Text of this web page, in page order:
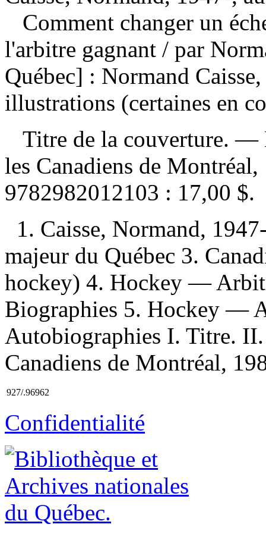
Comment changer un
l'arbitre gagnant / par
Québec] : Normand
illustrations (certaines en
Titre de la couverture. —
les Canadiens de
9782982012103 : 17,00 $.
1. Caisse, Normand,
majeur du Québec 3.
hockey) 4. Hockey —
Biographies 5. Hockey —
Autobiographies I. Titre.
Canadiens de Montréal,
927/.96962
Confidentialité